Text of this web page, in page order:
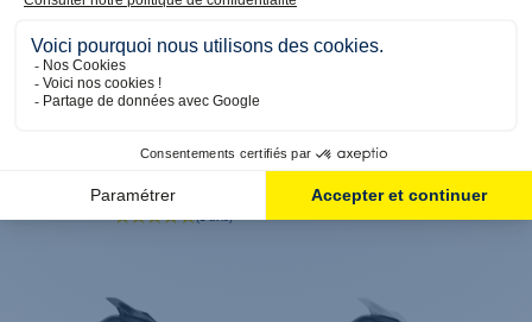
Produit en stock. Livraison 48H
plastique FERMÉ Blanc pour
Husqvarna FC/TC et FE/TE